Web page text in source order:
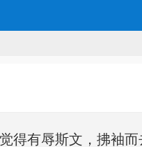
得有辱斯文，拂袖